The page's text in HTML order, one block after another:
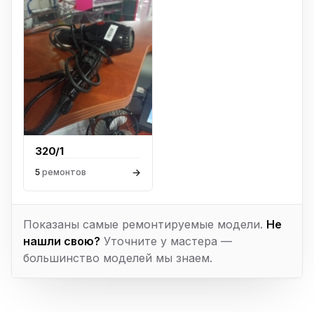
320/1
5 ремонтов →
Показаны самые ремонтируемые модели. Не
нашли свою? Уточните у мастера —
большинство моделей мы знаем.